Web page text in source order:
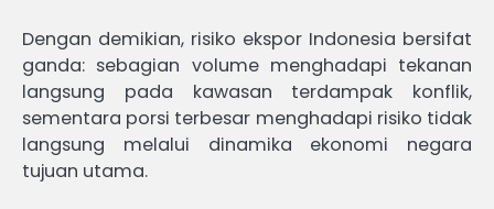
Dengan demikian, risiko ekspor Indonesia bersifat
ganda: sebagian volume menghadapi tekanan
langsung pada kawasan terdampak konflik,
sementara porsi terbesar menghadapi risiko tidak
langsung melalui dinamika ekonomi negara
tujuan utama.